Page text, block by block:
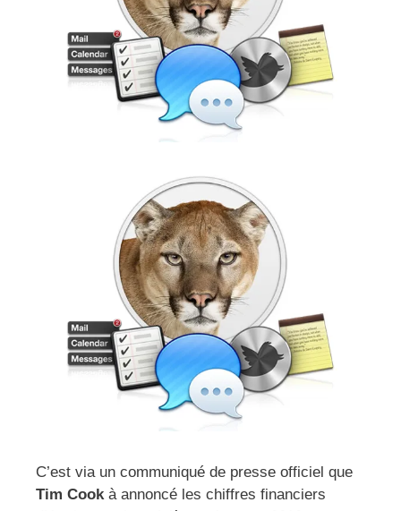
C’est via un communiqué de presse officiel que
Tim Cook à annoncé les chiffres financiers